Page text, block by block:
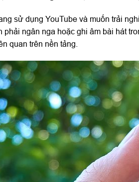
sử dụng YouTube và muốn trải
phải ngân nga hoặc ghi âm bài hát
quan trên nền tảng.